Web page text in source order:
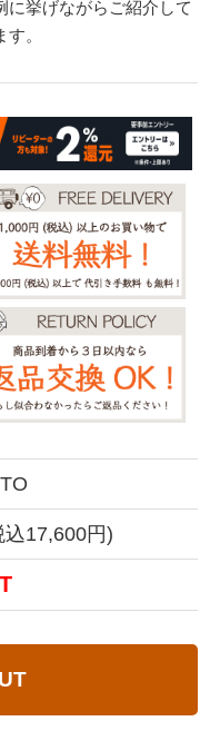
に挙げながらご紹介して
す。
17,600円)